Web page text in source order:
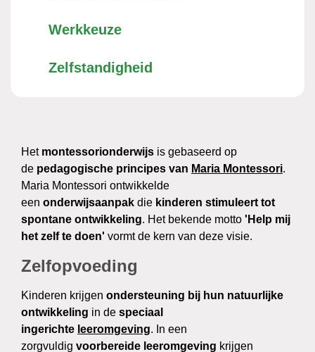
Werkkeuze
Zelfstandigheid
Het montessorionderwijs is gebaseerd op
de pedagogische principes van Maria Montessori.
Maria Montessori ontwikkelde
een onderwijsaanpak die kinderen stimuleert tot
spontane ontwikkeling. Het bekende motto 'Help mij
het zelf te doen' vormt de kern van deze visie.
Zelfopvoeding
Kinderen krijgen ondersteuning bij hun natuurlijke
ontwikkeling in de speciaal
ingerichte leeromgeving. In een
zorgvuldig voorbereide leeromgeving krijgen